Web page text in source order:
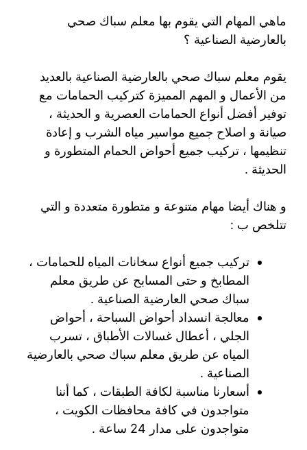
ماهي المهام التي يقوم بها معلم سباك صحي
بالعارضية الصناعية ؟
يقوم معلم سباك صحي بالعارضية الصناعية بالعديد
من الأعمال و المهم المميزة كتركيب الحمامات مع
توفير أفضل أنواع الحمامات العصرية و الحديثة ،
صيانة و اصلاح جميع مواسير مياه الشرب و إعادة
تنظيمها ، تركيب جميع أحواض الحمام المتطورة و
الحديثة .
و هناك أيضا مهام متنوعة و متطورة متعددة و التي
تتلخص ب :
تركيب جميع أنواع سخانات المياه للحمامات ،
المطابخ و حتى المسابح عن طريق معلم
سباك صحي العارضية الصناعية .
معالجة انسداد أحواض السباحة ، أحواض
الجلي ، أعطال غسالات الأطباق ، تسرب
المياه عن طريق معلم سباك صحي بالعارضية
الصناعية .
أسعارنا مناسبة لكافة الطبقات ، كما أننا
متواجدون في كافة محافظات الكويت ،
متواجدون على مدار 24 ساعة .